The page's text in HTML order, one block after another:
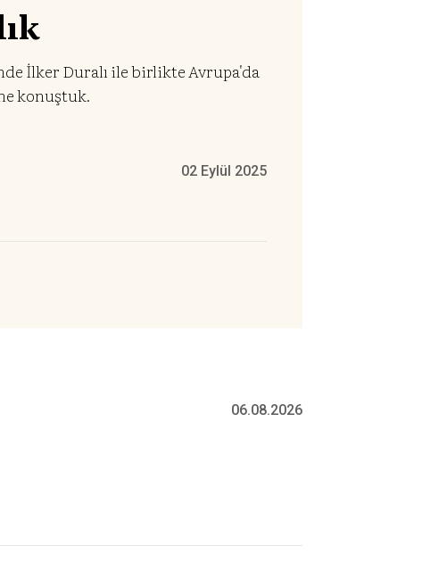
İlker Duralı ile birlikte Avrupa'da
konuştuk.
02 Eylül 2025
06.08.2026